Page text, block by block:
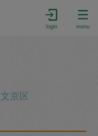
login menu
文京区